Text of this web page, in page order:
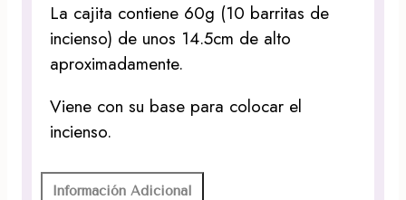
La cajita contiene 60g (10 barritas de
incienso) de unos 14.5cm de alto
aproximadamente.
Viene con su base para colocar el
incienso.
Información Adicional